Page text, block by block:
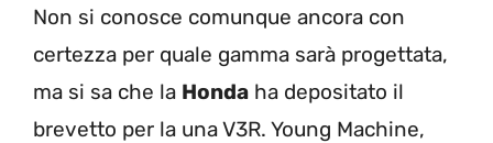
Non si conosce comunque ancora con
certezza per quale gamma sarà progettata,
ma si sa che la Honda ha depositato il
brevetto per la una V3R. Young Machine,